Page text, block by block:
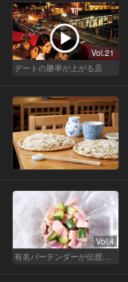
Vol.21
デートの勝率が上がる店
Vol.4
有名バーテンダーが伝授する簡単つまみレシピ